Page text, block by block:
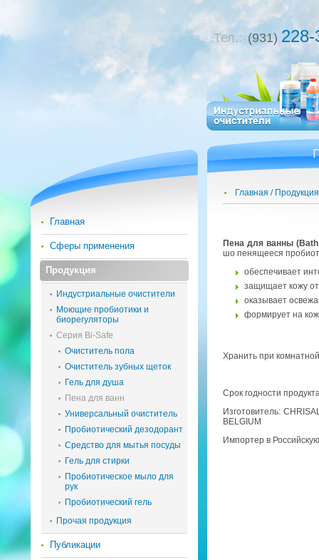
Тел.: (931)
Главная Продукция
Пена для ванны
шо пе­ня­ще­е­ся
обес­пе­чи­ва­ет
за­щи­ща­ет кожу
ока­зы­ва­ет
фор­ми­ру­ет на
Хра­нить при
Срок год­но­сти
Из­го­то­ви­тель:
BELGIUM
Им­пор­тер в
Главная
Сферы применения
Продукция
Индустриальные очистители
Моющие пробиотики и
биорегуляторы
Серия Bi-Safe
Очиститель пола
Очиститель зубных щеток
Гель для душа
Пена для ванн
Универсальный очиститель
Пробиотический дезодорант
Средство для мытья посуды
Гель для стирки
Пробиотическое мыло для
рук
Пробиотический гель
Прочая продукция
Публикации